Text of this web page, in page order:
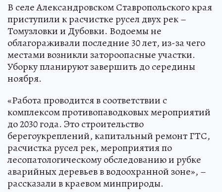
В селе Александровском Ставропольского края
приступили к расчистке русел двух рек –
Томузловки и Дубовки. Водоемы не
облагораживали последние 30 лет, из-за чего
местами возникли затороопасные участки.
Уборку планируют завершить до середины
ноября.
«Работа проводится в соответствии с
комплексом противопаводковых мероприятий
до 2030 года. Это строительство
берегоукреплений, капитальный ремонт ГТС,
расчистка русел рек, мероприятия по
лесопатологическому обследованию и рубке
аварийных деревьев в водоохранной зоне», –
рассказали в краевом минприроды.